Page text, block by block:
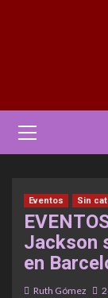
primario
Eventos Sin
Jackson
en
Ruth Gómez